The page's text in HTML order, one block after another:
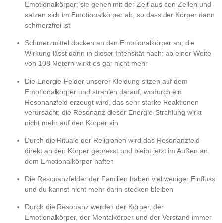
Emotionalkörper; sie gehen mit der Zeit aus den Zellen und
setzen sich im Emotionalkörper ab, so dass der Körper dann
schmerzfrei ist
Schmerzmittel docken an den Emotionalkörper an; die
Wirkung lässt dann in dieser Intensität nach; ab einer Weite
von 108 Metern wirkt es gar nicht mehr
Die Energie-Felder unserer Kleidung sitzen auf dem
Emotionalkörper und strahlen darauf, wodurch ein
Resonanzfeld erzeugt wird, das sehr starke Reaktionen
verursacht; die Resonanz dieser Energie-Strahlung wirkt
nicht mehr auf den Körper ein
Durch die Rituale der Religionen wird das Resonanzfeld
direkt an den Körper gepresst und bleibt jetzt im Außen an
dem Emotionalkörper haften
Die Resonanzfelder der Familien haben viel weniger Einfluss
und du kannst nicht mehr darin stecken bleiben
Durch die Resonanz werden der Körper, der
Emotionalkörper, der Mentalkörper und der Verstand immer